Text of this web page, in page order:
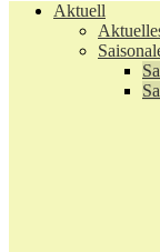
Aktuell